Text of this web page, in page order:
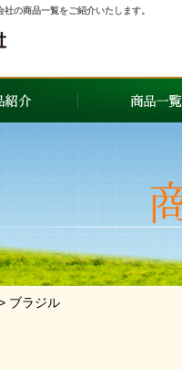
の商品一覧をご紹介いたします。
ブラジル